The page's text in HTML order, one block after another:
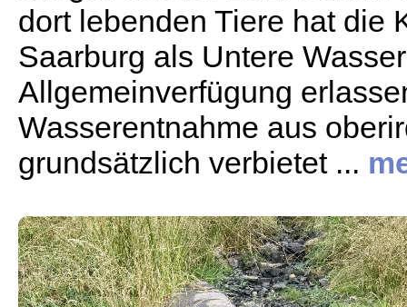
dort lebenden Tiere hat die
Saarburg als Untere
Allgemeinverfügung
Wasserentnahme aus
grundsätzlich verbietet ...